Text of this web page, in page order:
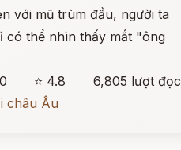
với mũ trùm đầu, người ta
có thể nhìn thấy mắt "ông
⭐ 4.8
6,805 lượt đọc
châu Âu